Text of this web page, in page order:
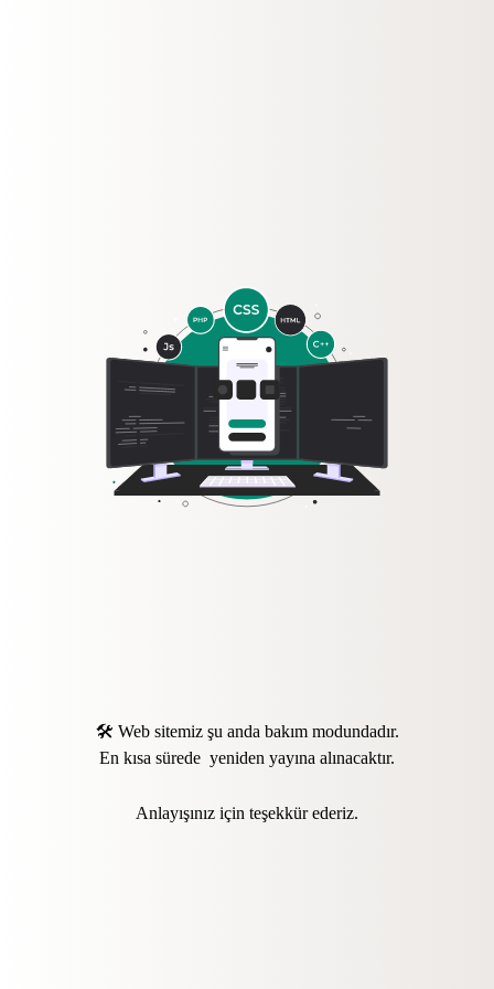
🛠️ Web sitemiz şu anda bakım modundadır.
En kısa sürede yeniden yayına alınacaktır.
Anlayışınız için teşekkür ederiz.